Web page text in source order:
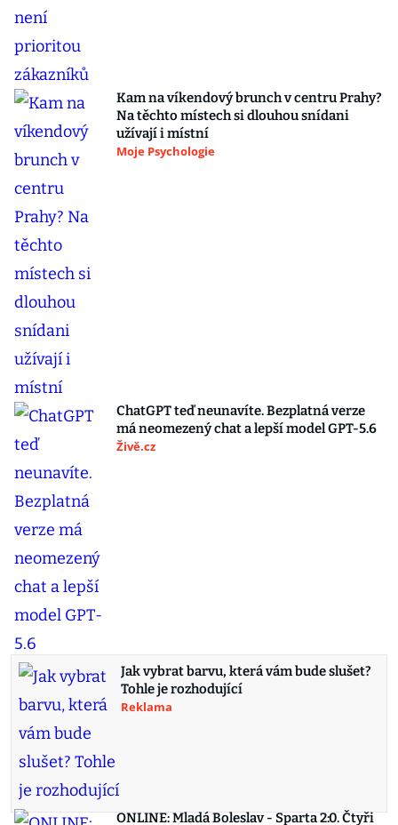
Kam na víkendový brunch v centru Prahy?
Na těchto místech si dlouhou snídani
užívají i místní
Moje Psychologie
ChatGPT teď neunavíte. Bezplatná verze
má neomezený chat a lepší model GPT-5.6
Živě.cz
Jak vybrat barvu, která vám bude slušet?
Tohle je rozhodující
Reklama
ONLINE: Mladá Boleslav - Sparta 2:0. Čtyři